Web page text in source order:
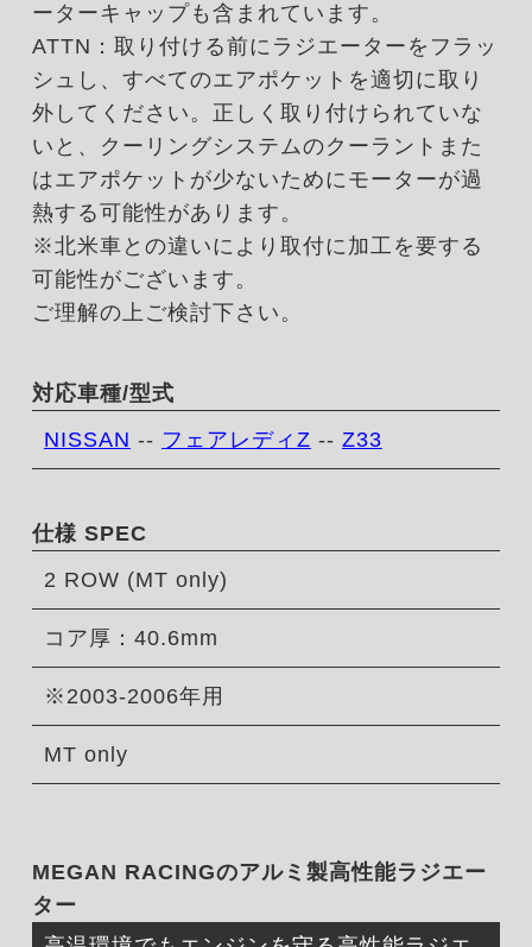
ーターキャップも含まれています。
ATTN：取り付ける前にラジエーターをフラッ
シュし、すべてのエアポケットを適切に取り
外してください。正しく取り付けられていな
いと、クーリングシステムのクーラントまた
はエアポケットが少ないためにモーターが過
熱する可能性があります。
※北米車との違いにより取付に加工を要する
可能性がございます。
ご理解の上ご検討下さい。
対応車種/型式
NISSAN -- フェアレディZ -- Z33
仕様 SPEC
2 ROW (MT only)
コア厚：40.6mm
※2003-2006年用
MT only
MEGAN RACINGのアルミ製高性能ラジエー
ター